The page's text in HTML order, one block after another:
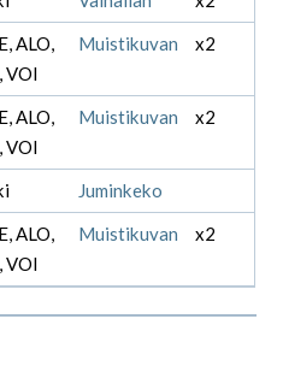
ALO,
VOI
Muistikuvan x2
ALO,
VOI
Muistikuvan x2
Juminkeko
ALO,
VOI
Muistikuvan x2